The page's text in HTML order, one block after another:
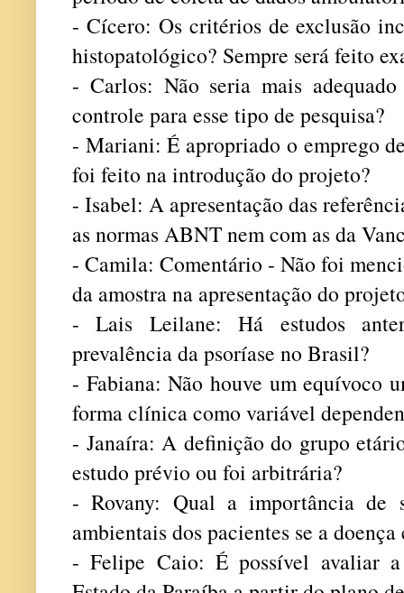
- Cícero: Os critérios de exclusão
histopatológico? Sempre será feito
- Carlos: Não seria mais
controle para esse tipo de pesquisa?
- Mariani: É apropriado o emprego
foi feito na introdução do projeto?
- Isabel: A apresentação das
as normas ABNT nem com as da
- Camila: Comentário - Não foi
da amostra na apresentação do
- Lais Leilane: Há estudos
prevalência da psoríase no Brasil?
- Fabiana: Não houve um equívoco
forma clínica como variável
- Janaíra: A definição do grupo
estudo prévio ou foi arbitrária?
- Rovany: Qual a importância de
ambientais dos pacientes se a
- Felipe Caio: É possível avaliar